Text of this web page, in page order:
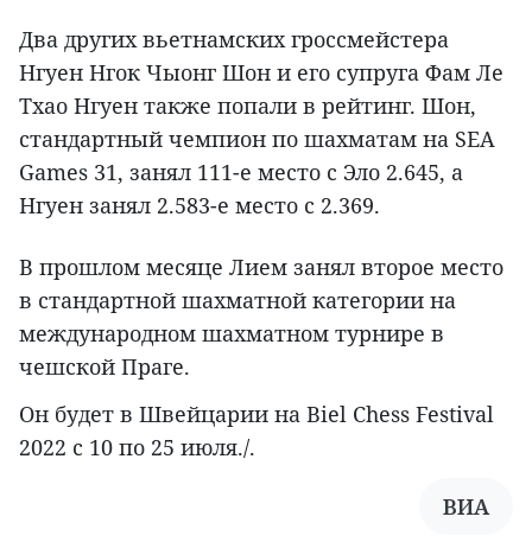
Два других вьетнамских гроссмейстера
Нгуен Нгок Чыонг Шон и его супруга Фам Ле
Тхао Нгуен также попали в рейтинг. Шон,
стандартный чемпион по шахматам на SEA
Games 31, занял 111-е место с Эло 2.645, а
Нгуен занял 2.583-е место с 2.369.
В прошлом месяце Лием занял второе место
в стандартной шахматной категории на
международном шахматном турнире в
чешской Праге.
Он будет в Швейцарии на Biel Chess Festival
2022 с 10 по 25 июля./.
ВИА